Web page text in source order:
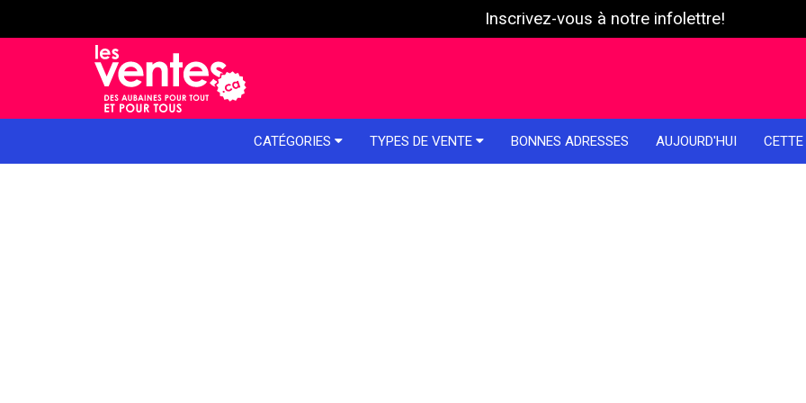
Inscrivez-vous à notre infolettre!
CATÉGORIES TYPES DE VENTE BONNES ADRESSES AUJOURD'HUI